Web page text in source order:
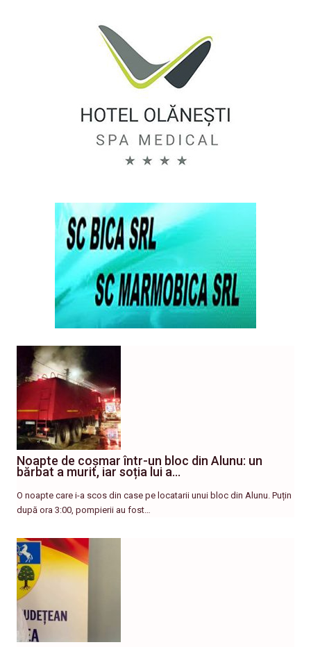
Noapte de coșmar într-un bloc din Alunu: un
bărbat a murit, iar soția lui a…
O noapte care i-a scos din case pe locatarii unui bloc din Alunu. Puțin
după ora 3:00, pompierii au fost…